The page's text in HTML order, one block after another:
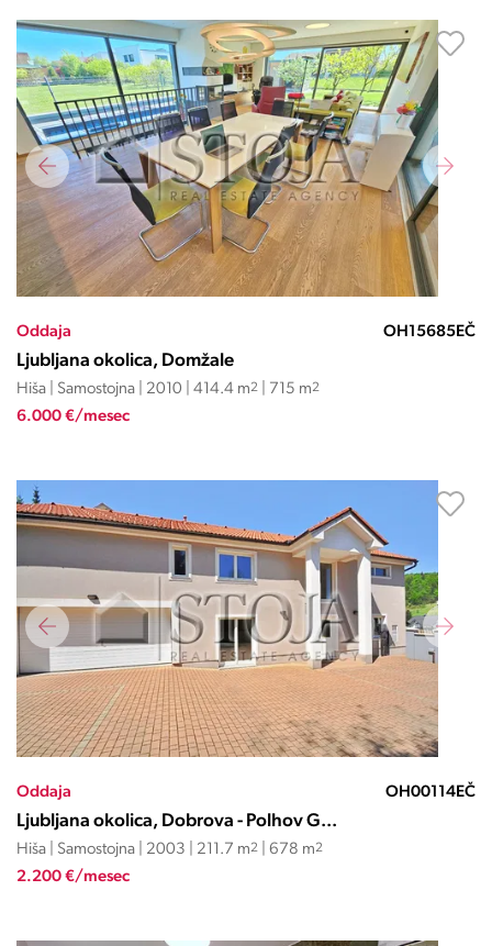
Oddaja OH15685EČ
Ljubljana okolica, Domžale
Hiša | Samostojna | 2010 | 414.4 m2 | 715 m2
6.000 €/mesec
Oddaja OH00114EČ
Ljubljana okolica, Dobrova - Polhov G...
Hiša | Samostojna | 2003 | 211.7 m2 | 678 m2
2.200 €/mesec